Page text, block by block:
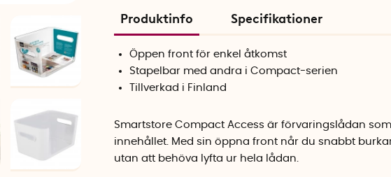
Produktinfo Specifikationer
Öppen front för enkel åtkomst
Stapelbar med andra i Compact-serien
Tillverkad i Finland
Smartstore Compact Access är förvaringslådan
innehållet. Med sin öppna front når du snabbt
utan att behöva lyfta ur hela lådan.